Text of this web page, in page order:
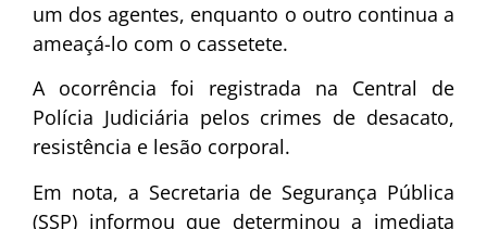
um dos agentes, enquanto o outro continua a
ameaçá-lo com o cassetete.
A ocorrência foi registrada na Central de
Polícia Judiciária pelos crimes de desacato,
resistência e lesão corporal.
Em nota, a Secretaria de Segurança Pública
(SSP) informou que determinou a imediata